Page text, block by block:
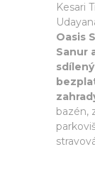
Kesari
Oasis
Sanur
bazén,